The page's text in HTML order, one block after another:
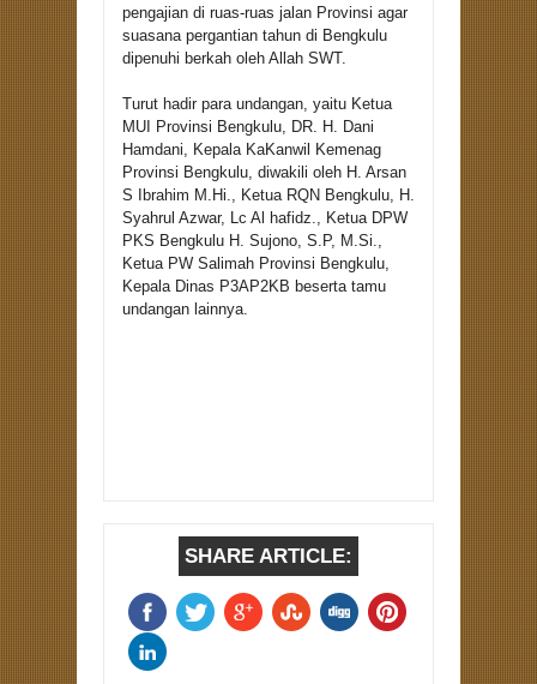
pengajian di ruas-ruas jalan Provinsi agar
suasana pergantian tahun di Bengkulu
dipenuhi berkah oleh Allah SWT.
Turut hadir para undangan, yaitu Ketua
MUI Provinsi Bengkulu, DR. H. Dani
Hamdani, Kepala KaKanwil Kemenag
Provinsi Bengkulu, diwakili oleh H. Arsan
S Ibrahim M.Hi., Ketua RQN Bengkulu, H.
Syahrul Azwar, Lc Al hafidz., Ketua DPW
PKS Bengkulu H. Sujono, S.P, M.Si.,
Ketua PW Salimah Provinsi Bengkulu,
Kepala Dinas P3AP2KB beserta tamu
undangan lainnya.
SHARE ARTICLE: